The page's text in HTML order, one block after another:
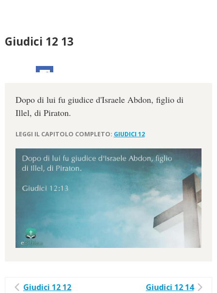
Giudici 12 13
Dopo di lui fu giudice d'Israele Abdon, figlio di
Illel, di Piraton.
LEGGI IL CAPITOLO COMPLETO: GIUDICI 12
Giudici 12 12 Giudici 12 14